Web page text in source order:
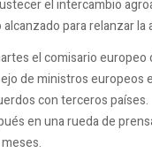
el intercambio
para relanzar
el comisario
de ministros europeos
con terceros países.
en una rueda de